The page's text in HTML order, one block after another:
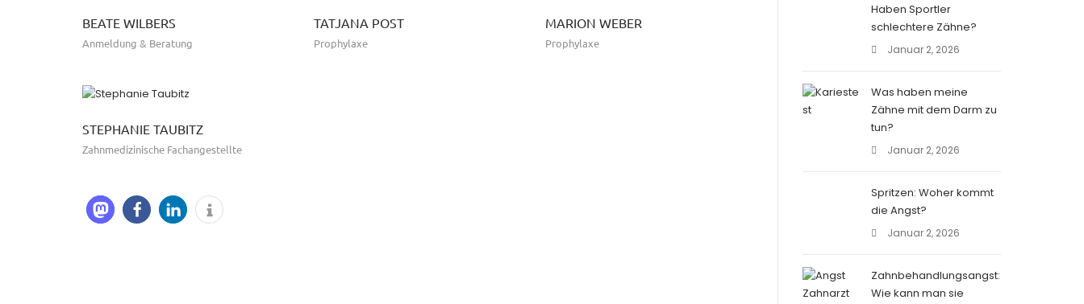
BEATE WILBERS
Anmeldung & Beratung
TATJANA POST
Prophylaxe
MARION WEBER
Prophylaxe
STEPHANIE TAUBITZ
Zahnmedizinische Fachangestellte
Haben Sportler
schlechtere Zähne?
Januar 2, 2026
Was haben meine
Zähne mit dem Darm zu
tun?
Januar 2, 2026
Spritzen: Woher kommt
die Angst?
Januar 2, 2026
Zahnbehandlungsangst:
Wie kann man sie